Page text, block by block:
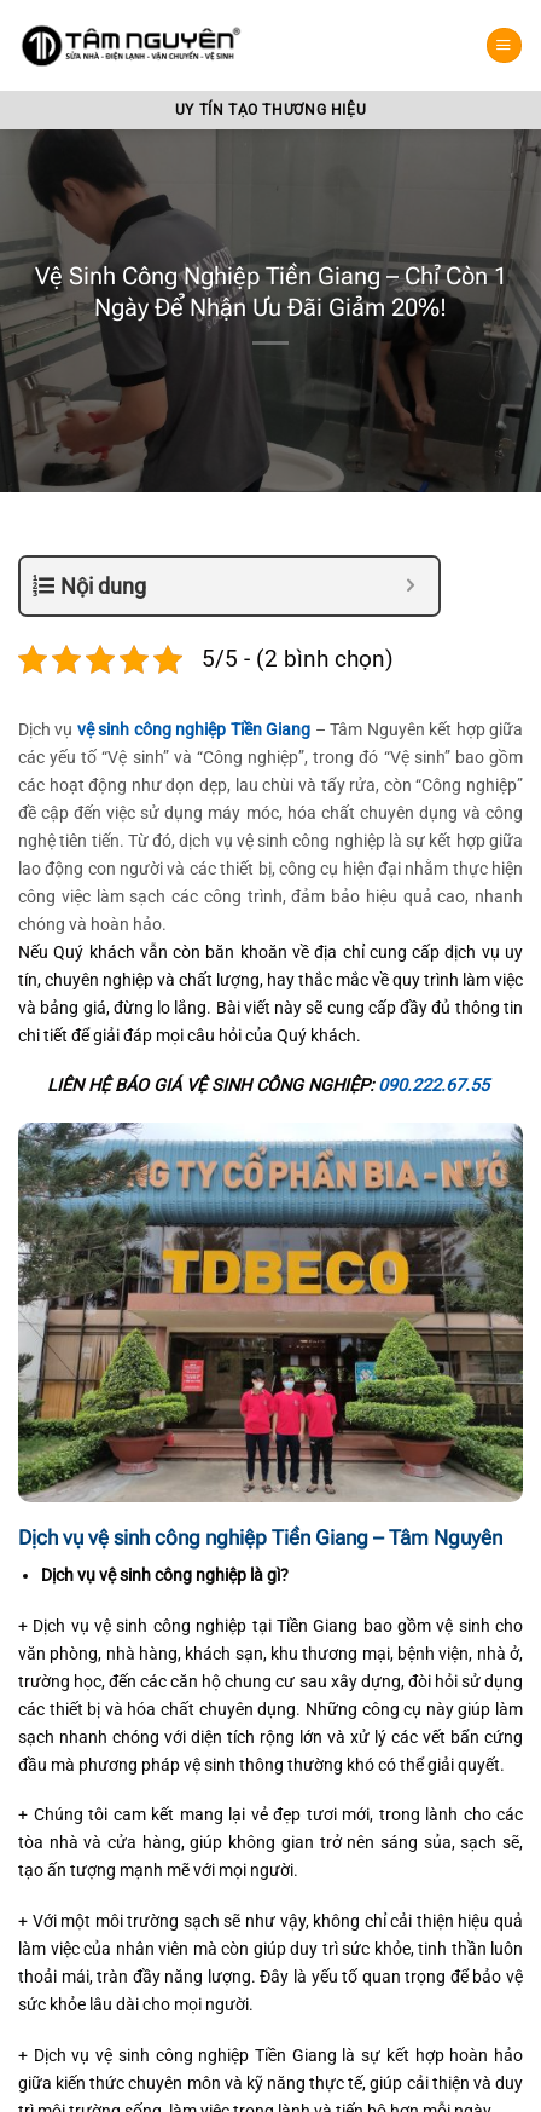
qua
dung
UY TÍN TẠO THƯƠNG HIỆU
Vệ Sinh Công Nghiệp Tiền Giang – Chỉ Còn 1
Ngày Để Nhận Ưu Đãi Giảm 20%!
Nội dung
5/5 - (2 bình chọn)
Dịch vụ vệ sinh công nghiệp Tiền Giang – Tâm Nguyên kết hợp giữa
các yếu tố “Vệ sinh” và “Công nghiệp”, trong đó “Vệ sinh” bao gồm
các hoạt động như dọn dẹp, lau chùi và tẩy rửa, còn “Công nghiệp”
đề cập đến việc sử dụng máy móc, hóa chất chuyên dụng và công
nghệ tiên tiến. Từ đó, dịch vụ vệ sinh công nghiệp là sự kết hợp giữa
lao động con người và các thiết bị, công cụ hiện đại nhằm thực hiện
công việc làm sạch các công trình, đảm bảo hiệu quả cao, nhanh
chóng và hoàn hảo.
Nếu Quý khách vẫn còn băn khoăn về địa chỉ cung cấp dịch vụ uy
tín, chuyên nghiệp và chất lượng, hay thắc mắc về quy trình làm việc
và bảng giá, đừng lo lắng. Bài viết này sẽ cung cấp đầy đủ thông tin
chi tiết để giải đáp mọi câu hỏi của Quý khách.
LIÊN HỆ BÁO GIÁ VỆ SINH CÔNG NGHIỆP:090.222.67.55
Dịch vụ vệ sinh công nghiệp Tiền Giang – Tâm Nguyên
Dịch vụ vệ sinh công nghiệp là gì?
+ Dịch vụ vệ sinh công nghiệp tại Tiền Giang bao gồm vệ sinh cho
văn phòng, nhà hàng, khách sạn, khu thương mại, bệnh viện, nhà ở,
trường học, đến các căn hộ chung cư sau xây dựng, đòi hỏi sử dụng
các thiết bị và hóa chất chuyên dụng. Những công cụ này giúp làm
sạch nhanh chóng với diện tích rộng lớn và xử lý các vết bẩn cứng
đầu mà phương pháp vệ sinh thông thường khó có thể giải quyết.
+ Chúng tôi cam kết mang lại vẻ đẹp tươi mới, trong lành cho các
tòa nhà và cửa hàng, giúp không gian trở nên sáng sủa, sạch sẽ,
tạo ấn tượng mạnh mẽ với mọi người.
+ Với một môi trường sạch sẽ như vậy, không chỉ cải thiện hiệu quả
làm việc của nhân viên mà còn giúp duy trì sức khỏe, tinh thần luôn
thoải mái, tràn đầy năng lượng. Đây là yếu tố quan trọng để bảo vệ
sức khỏe lâu dài cho mọi người.
+ Dịch vụ vệ sinh công nghiệp Tiền Giang là sự kết hợp hoàn hảo
giữa kiến thức chuyên môn và kỹ năng thực tế, giúp cải thiện và duy